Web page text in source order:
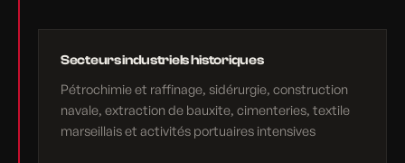
Secteurs industriels historiques
Pétrochimie et raffinage, sidérurgie, construction
navale, extraction de bauxite, cimenteries, textile
marseillais et activités portuaires intensives